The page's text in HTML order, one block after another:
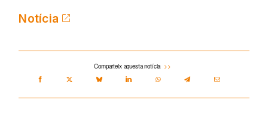
Notícia
Comparteix aquesta notícia